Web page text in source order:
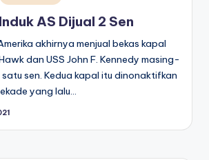
AS Dijual 2 Sen
akhirnya menjual bekas kapal
dan USS John F. Kennedy masing-
sen. Kedua kapal itu dinonaktifkan
yang lalu…